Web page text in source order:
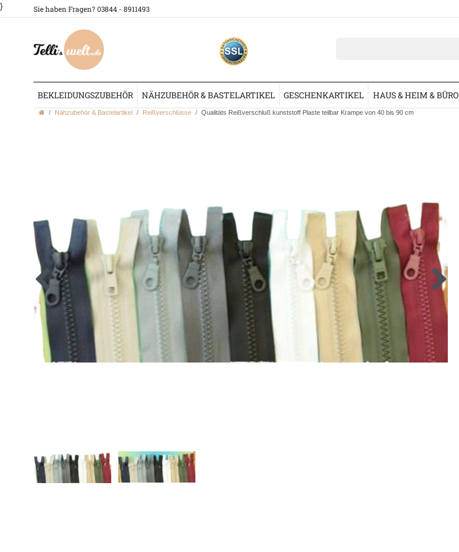
} Sie haben Fragen? 03844 - 8911493
BEKLEIDUNGSZUBEHÖR NÄHZUBEHÖR & BASTELARTIKEL GESCHENKARTIKEL HAUS & HEIM & BÜRO
Nähzubehör & Bastelartikel Reißverschlüsse Qualitäts Reißverschluß kunststoff Plaste teilbar Krampe von 40 bis 90 cm